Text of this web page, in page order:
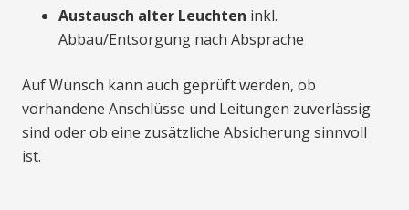
Austausch alter Leuchten inkl.
Abbau/Entsorgung nach Absprache
Auf Wunsch kann auch geprüft werden, ob
vorhandene Anschlüsse und Leitungen zuverlässig
sind oder ob eine zusätzliche Absicherung sinnvoll
ist.